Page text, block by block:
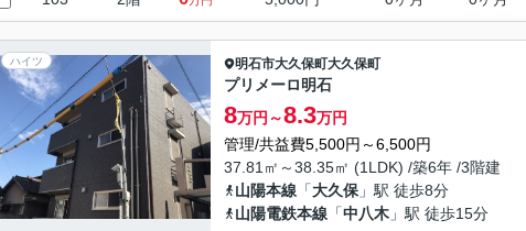
ハイツ 明石市大久保町大久保町
プリメーロ明石
8万円～8.3万円
管理/共益費5,500円～6,500円
37.81㎡～38.35㎡ (1LDK) /築6年 /3階建
山陽本線 「大久保 」駅 徒歩8分
山陽電鉄本線 「中八木 」駅 徒歩15分